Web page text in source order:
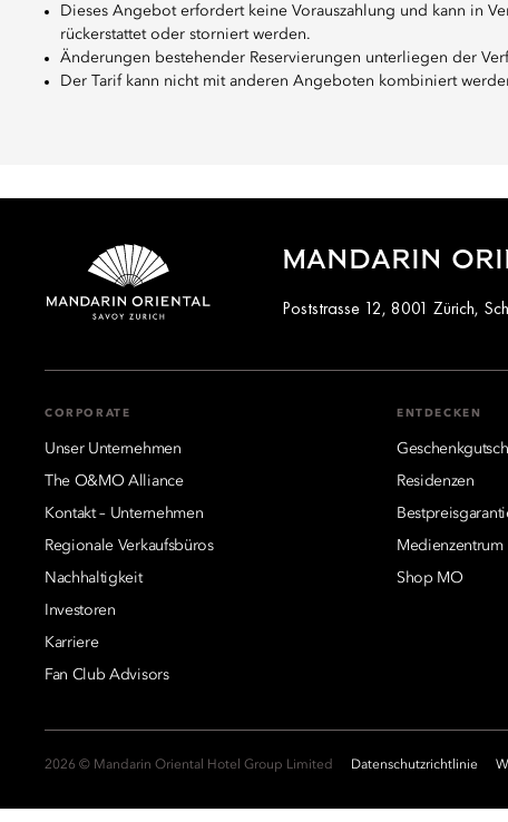
Dieses Angebot erfordert keine Vorauszahlung und kann in
rückerstattet oder storniert werden.
Änderungen bestehender Reservierungen unterliegen der
Der Tarif kann nicht mit anderen Angeboten kombiniert
MANDARIN
Poststrasse 12, 8001 Zürich,
CORPORATE
Unser Unternehmen
The O&MO Alliance
Kontakt – Unternehmen
Regionale Verkaufsbüros
Nachhaltigkeit
Investoren
Karriere
Fan Club Advisors
ENTDECKEN
Residenzen
Medienzentrum
Shop MO
2026 © Mandarin Oriental Hotel Group Limited Datenschutzrichtlinie